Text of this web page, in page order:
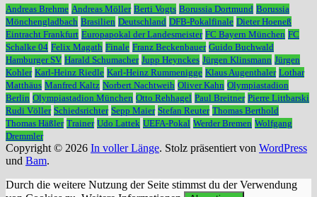
Andreas Brehme Andreas Möller Berti Vogts Borussia Dortmund Borussia
Mönchengladbach Brasilien Deutschland DFB-Pokalfinale Dieter Hoeneß
Eintracht Frankfurt Europapokal der Landesmeister FC Bayern München FC
Schalke 04 Felix Magath Finale Franz Beckenbauer Guido Buchwald
Hamburger SV Harald Schumacher Jupp Heynckes Jürgen Klinsmann Jürgen
Kohler Karl-Heinz Riedle Karl-Heinz Rummenigge Klaus Augenthaler Lothar
Matthäus Manfred Kaltz Norbert Nachtweih Oliver Kahn Olympiastadion
Berlin Olympiastadion München Otto Rehhagel Paul Breitner Pierre Littbarski
Rudi Völler Schiedsrichter Sepp Maier Stefan Reuter Thomas Berthold
Thomas Häßler Trainer Udo Lattek UEFA-Pokal Werder Bremen Wolfgang
Dremmler
Copyright © 2026 In voller Länge. Stolz präsentiert von WordPress
und Bam.
Durch die weitere Nutzung der Seite stimmst du der Verwendung